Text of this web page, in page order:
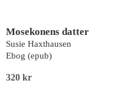
Mosekonens datter
Susie Haxthausen
Ebog (epub)
320 kr